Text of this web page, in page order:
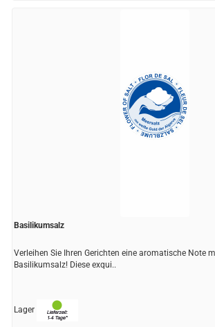
Basilikumsalz
Verleihen Sie Ihren Gerichten eine aromatische Note
Basilikumsalz! Diese exqui..
Lager